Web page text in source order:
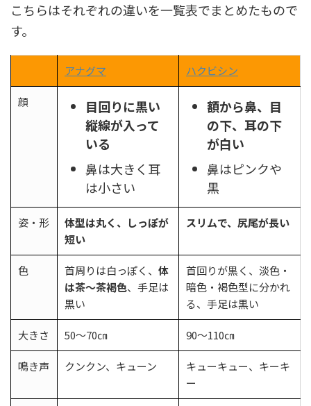
こちらはそれぞれの違いを一覧表でまとめたもので
す。
アナグマ ハクビシン
顔
目回りに黒い
縦線が入って
いる
鼻は大きく耳
は小さい
額から鼻、目
の下、耳の下
が白い
鼻はピンクや
黒
姿・形
体型は丸く、しっぽが
短い
スリムで、尻尾が長い
色 首周りは白っぽく、 体
は茶～茶褐色、手足は
黒い
首回りが黒く、淡色・
暗色・褐色型に分かれ
る、手足は黒い
大きさ 50～70㎝ 90～110㎝
鳴き声 クンクン、キューン
キューキュー、キーキ
ー